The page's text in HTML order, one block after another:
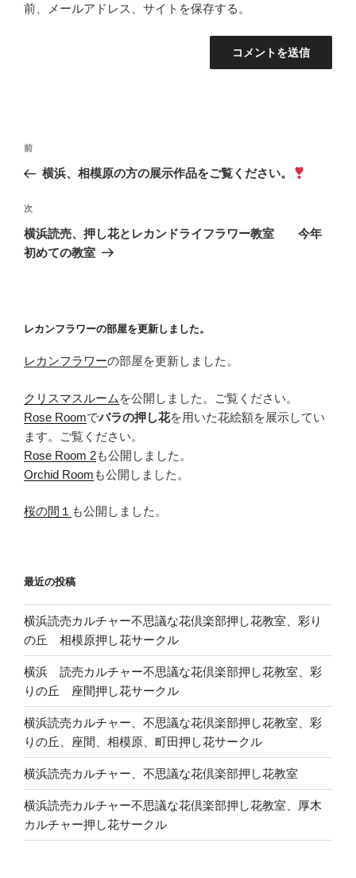
前、メールアドレス、サイトを保存する。
投
ナ
ビ
ゲ
ー
前
の
稿
前
横浜、相模原の方の展示作品をご覧ください。
次
の
投
次
横浜読売、押し花とレカンドライフラワー教室 今年
初めての教室
レカンフラワーの部屋を更新しました。
レカンフラワーの部屋を更新しました。
クリスマスルーム を公開しました。ご覧ください。
Rose Roomでバラの押し花を用いた花絵額を展示してい
ます。ご覧ください。
Rose Room 2も公開しました。
Orchid Room も公開しました。
桜の間１ も公開しました。
最近の投稿
横浜読売カルチャー不思議な花倶楽部押し花教室、彩り
の丘 相模原押し花サークル
横浜 読売カルチャー不思議な花倶楽部押し花教室、彩
りの丘 座間押し花サークル
横浜読売カルチャー、不思議な花倶楽部押し花教室、彩
りの丘、座間、相模原、町田押し花サークル
横浜読売カルチャー、不思議な花倶楽部押し花教室
横浜読売カルチャー不思議な花倶楽部押し花教室、厚木
カルチャー押し花サークル